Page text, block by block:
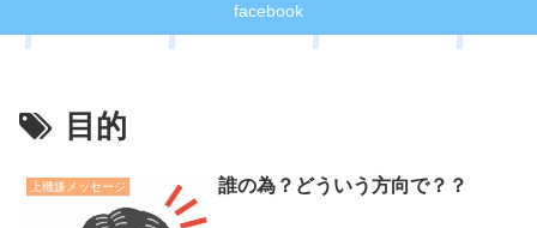
facebook
目的
上機嫌メッセージ 誰の為？どういう方向で？？